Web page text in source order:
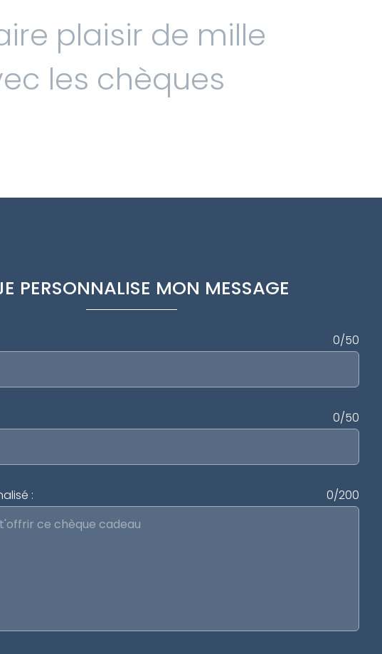
plaisir de mille
les chèques
PERSONNALISE MON MESSAGE
0/50
0/50
: 0/200